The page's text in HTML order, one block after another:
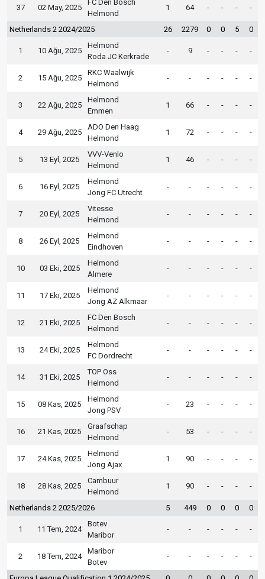
37 02 May, 2025
FC Den Bosch
Helmond
1 64 - - - -
Netherlands 2 2024/2025 26 2279 0 0 5 0
1 10 Ağu, 2025
Helmond
Roda JC Kerkrade
- 9 - - - -
2 15 Ağu, 2025
RKC Waalwijk
Helmond
- - - - - -
3 22 Ağu, 2025
Helmond
Emmen
1 66 - - - -
4 29 Ağu, 2025
ADO Den Haag
Helmond
1 72 - - - -
5 13 Eyl, 2025
VVV-Venlo
Helmond
1 46 - - - -
6 16 Eyl, 2025
Helmond
Jong FC Utrecht
- - - - - -
7 20 Eyl, 2025
Vitesse
Helmond
- - - - - -
8 26 Eyl, 2025
Helmond
Eindhoven
- - - - - -
10 03 Eki, 2025
Helmond
Almere
- - - - - -
11 17 Eki, 2025
Helmond
Jong AZ Alkmaar
- - - - - -
12 21 Eki, 2025
FC Den Bosch
Helmond
- - - - - -
13 24 Eki, 2025
Helmond
FC Dordrecht
- - - - - -
14 31 Eki, 2025
TOP Oss
Helmond
- - - - - -
15 08 Kas, 2025
Helmond
Jong PSV
- 23 - - - -
16 21 Kas, 2025
Graafschap
Helmond
- 53 - - - -
17 24 Kas, 2025
Helmond
Jong Ajax
1 90 - - - -
18 28 Kas, 2025
Cambuur
Helmond
1 90 - - - -
Netherlands 2 2025/2026 5 449 0 0 0 0
1 11 Tem, 2024
Botev
Maribor
- - - - - -
2 18 Tem, 2024
Maribor
Botev
- - - - - -